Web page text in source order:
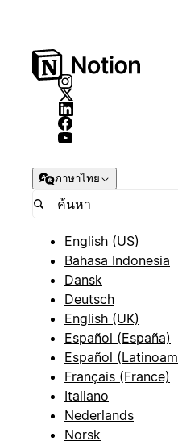
ภาษาไทย
English (US)
Bahasa Indonesia
Dansk
Deutsch
English (UK)
Español (España)
Español
Français (France)
Italiano
Nederlands
Norsk